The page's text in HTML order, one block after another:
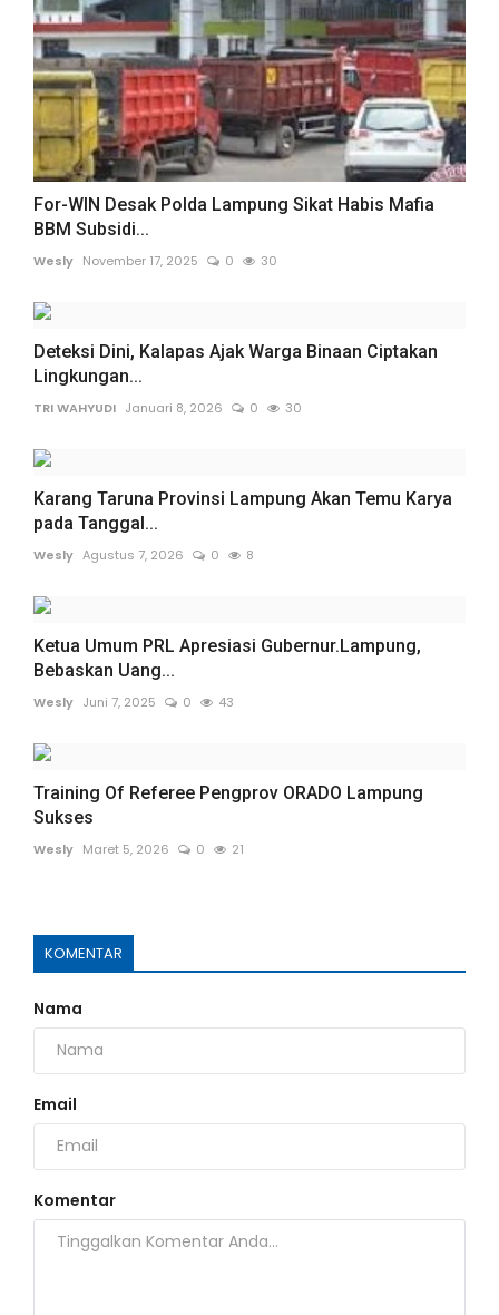
For-WIN Desak Polda Lampung Sikat Habis Mafia
BBM Subsidi...
Wesly November 17, 2025 0 30
Deteksi Dini, Kalapas Ajak Warga Binaan Ciptakan
Lingkungan...
TRI WAHYUDI Januari 8, 2026 0 30
Karang Taruna Provinsi Lampung Akan Temu Karya
pada Tanggal...
Wesly Agustus 7, 2026 0 8
Ketua Umum PRL Apresiasi Gubernur.Lampung,
Bebaskan Uang...
Wesly Juni 7, 2025 0 43
Training Of Referee Pengprov ORADO Lampung
Sukses
Wesly Maret 5, 2026 0 21
KOMENTAR
Nama
Email
Komentar